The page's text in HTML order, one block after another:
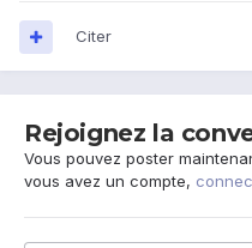
Citer
Rejoignez la
Vous pouvez poster
vous avez un compte,